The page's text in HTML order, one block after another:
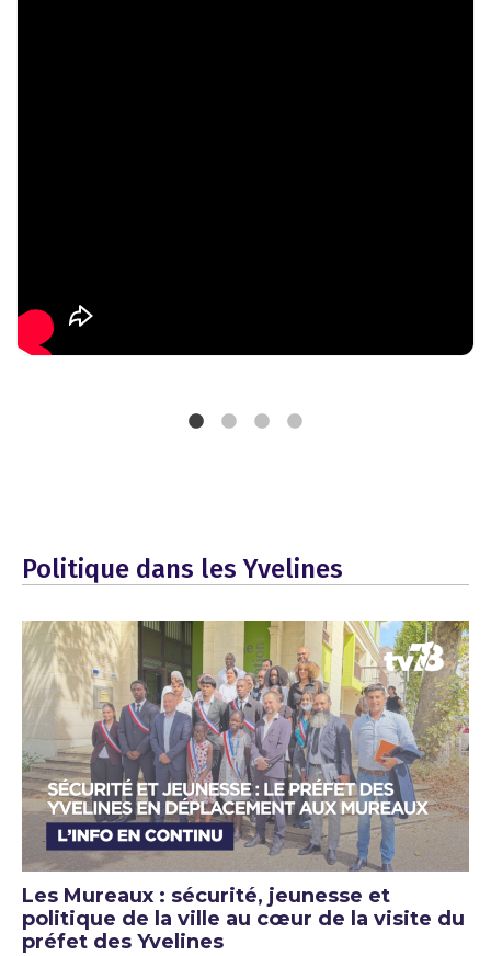
Politique dans les Yvelines
Les Mureaux : sécurité, jeunesse et
politique de la ville au cœur de la visite du
préfet des Yvelines